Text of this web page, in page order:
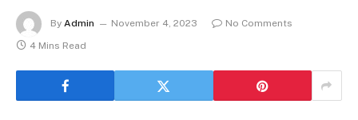
By Admin November 4, 2023
No Comments
4 Mins Read